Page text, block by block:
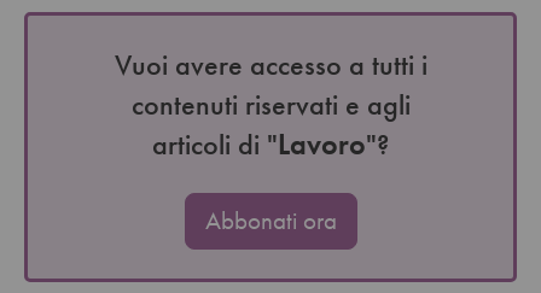
Vuoi avere accesso a tutti i
contenuti riservati e agli
articoli di "Lavoro"?
Abbonati ora